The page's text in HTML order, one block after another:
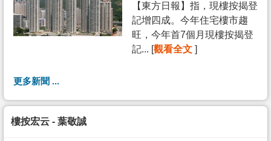
【東方日報】指，現樓按揭登
記增四成。今年住宅樓市趨
旺，今年首7個月現樓按揭登
記... [觀看全文 ]
更多新聞 ...
樓按宏云 - 葉敬誠